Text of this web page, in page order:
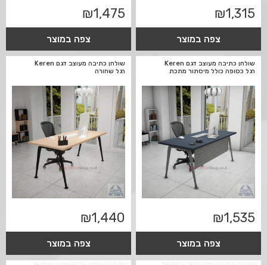
₪1,315
צפה במוצר
₪1,475
צפה במוצר
שולחן כתיבה מעוצב דגם Keren
רגל כסופה כולל מיסתור מתכת
₪1,535
צפה במוצר
שולחן כתיבה מעוצב דגם Keren
רגל שחורה
₪1,440
צפה במוצר